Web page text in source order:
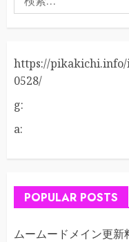
ペ
ジ
索:
https://
0528/
g:
a:
POPULAR POSTS
ムームードメイン更